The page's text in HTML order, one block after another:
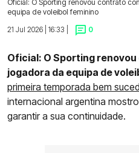
Oficial: O Sporting renovou contrato
equipa de voleibol feminino
21 Jul 2026 | 16:33 |
0
Oficial: O Sporting
jogadora da equipa de
primeira temporada bem
internacional argentina
garantir a sua continuidade.